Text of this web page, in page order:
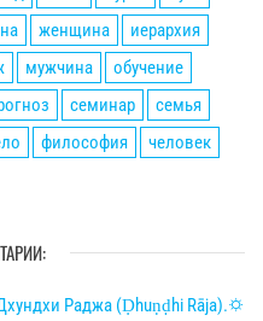
женщина
иерархия
мужчина
обучение
семинар
семья
философия
человек
Раджа (Ḍhuṇḍhi Rāja).🌣